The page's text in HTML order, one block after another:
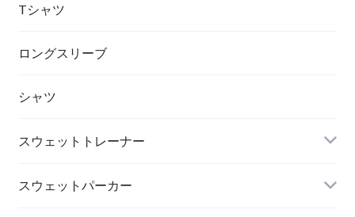
Tシャツ
ロングスリーブ
シャツ
スウェットトレーナー
スウェットパーカー